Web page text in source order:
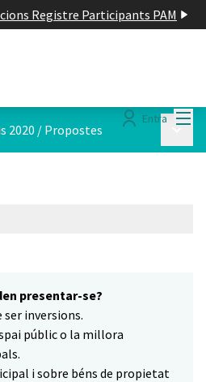
Registre Participants PAM
Entra
2020 / Propostes
presentar-se?
ser inversions.
públic o la millora
i sobre béns de propietat